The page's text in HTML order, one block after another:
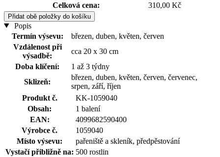
Celková cena:
310,00 Kč
Přidat obě položky do košíku
Popis
Termín výsevu:
březen, duben, květen, červen
Vzdálenost při
výsadbě:
cca 20 x 30 cm
Doba klíčení:
1 až 3 týdny
Sklizeň:
březen, duben, květen, červen, červenec,
srpen, září, říjen
Produkt č.
KK-1059040
Obsah:
1 balení
EAN:
4099682590400
Výrobce č.
1059040
Místo výsevu:
pařeniště a skleník, předpěstování
Vystačí přibližně na: 500 rostlin